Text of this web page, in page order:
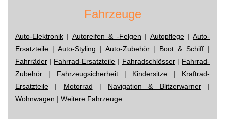
Fahrzeuge
Auto-Elektronik | Autoreifen & -Felgen | Autopflege| Auto-
Ersatzteile | Auto-Styling | Auto-Zubehör| Boot & Schiff |
Fahrräder | Fahrrad-Ersatzteile | Fahradschlösser| Fahrrad-
Zubehör | Fahrzeugsicherheit| Kindersitze | Kraftrad-
Ersatzteile | Motorrad | Navigation & Blitzerwarner|
Wohnwagen | Weitere Fahrzeuge